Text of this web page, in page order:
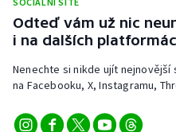
Odteď vám už nic
i na dalších
Nenechte si nikde ujít
na Facebooku, X, Instagramu,